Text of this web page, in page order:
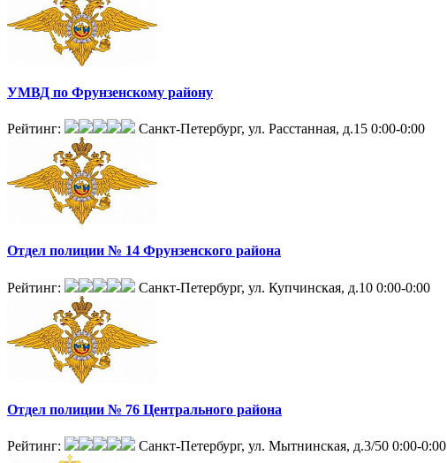
УМВД по Фрунзенскому району
Рейтинг: Санкт-Петербург, ул. Расстанная, д.15 0:00-0:00
Отдел полиции № 14 Фрунзенского района
Рейтинг: Санкт-Петербург, ул. Купчинская, д.10 0:00-0:00
Отдел полиции № 76 Центрального района
Рейтинг: Санкт-Петербург, ул. Мытнинская, д.3/50 0:00-0:00